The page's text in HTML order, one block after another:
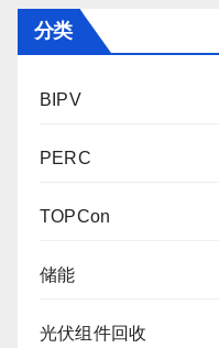
分类
BIPV
PERC
TOPCon
储能
光伏组件回收